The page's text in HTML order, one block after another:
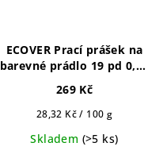
ECOVER Prací prášek na
barevné prádlo 19 pd 0,95
269 Kč
Měrná
28,32 Kč / 100 g
Skladem (>5 ks)